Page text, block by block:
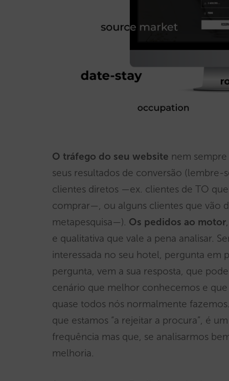
O tráfego do seu website nem
seus resultados de conversão
clientes diretos —ex. clientes de TO
comprar—, ou alguns clientes que vão
metapesquisa—). Os pedidos ao motor
e qualitativa que vale a pena analisar.
interessada no seu hotel, pergunta em
pergunta, vem a sua resposta, que
cenário que melhor conhecemos e
quase todos nós normalmente
que estamos “a rejeitar a procura”, é
frequência mas que, se analisarmos
melhoria.